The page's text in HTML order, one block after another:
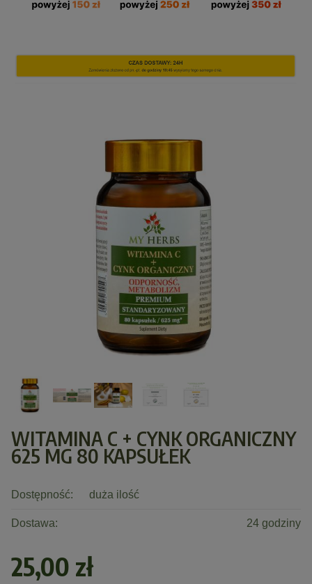
WITAMINA C + CYNK ORGANICZNY
625 MG 80 KAPSUŁEK
Dostępność: duża ilość
Dostawa: 24 godziny
25,00 zł